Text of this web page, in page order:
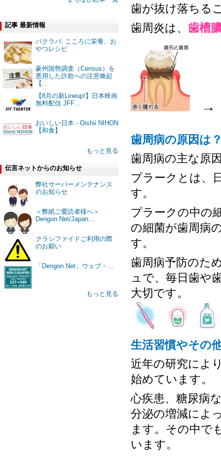
記事 最新情報
バクラバ: こころに栄養、お
やつレシピ
豪州国勢調査（Census）を
悪用した詐欺への注意喚起
【...
【8月の新Lineup!】日本映画
無料配信 JFF...
おいしい日本 - Oishii NIHON
【和食】
もっと見る
伝言ネットからのお知らせ
弊社サーバーメンテナンス
のお知らせ
＜弊紙ご愛読者様へ＞
Dengon Net/Japan...
クラシファイドご利用の際
のお願い
「Dengon Net」ウェブ・...
もっと見る
歯が抜け落ちる
歯周炎は、 歯槽
→
歯周病の原因は
歯周病の主な原
プラークとは、
す。
プラークの中の
の細菌が歯周病
す。
歯周病予防のた
ュで、毎日歯や
大切です。
生活習慣やその
近年の研究によ
始めています。
心疾患、糖尿病
分泌の増減によ
ます。その中で
います。